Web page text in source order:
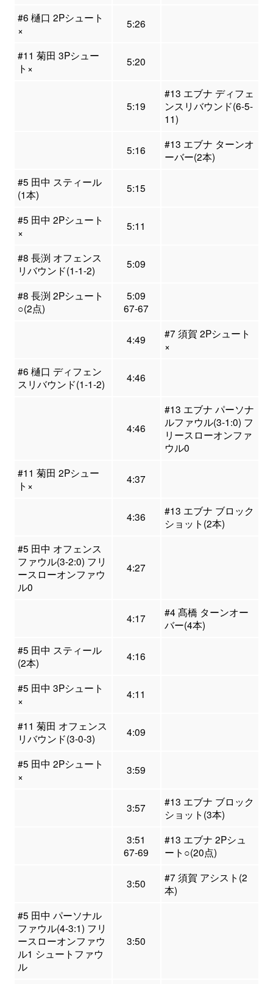
#6 樋口 2Pシュート
×
5:26
#11 菊田 3Pシュー
ト×
5:20
5:19
#13 エブナ ディフェ
ンスリバウンド(6-5-
11)
5:16
#13 エブナ ターンオ
ーバー(2本)
#5 田中 スティール
(1本)
5:15
#5 田中 2Pシュート
×
5:11
#8 長渕 オフェンス
リバウンド(1-1-2)
5:09
#8 長渕 2Pシュート
○(2点)
5:09
67-67
4:49
#7 須賀 2Pシュート
×
#6 樋口 ディフェン
スリバウンド(1-1-2)
4:46
4:46
#13 エブナ パーソナ
ルファウル(3-1:0) フ
リースローオンファ
ウル0
#11 菊田 2Pシュー
ト×
4:37
4:36
#13 エブナ ブロック
ショット(2本)
#5 田中 オフェンス
ファウル(3-2:0) フリ
ースローオンファウ
ル0
4:27
4:17
#4 髙橋 ターンオー
バー(4本)
#5 田中 スティール
(2本)
4:16
#5 田中 3Pシュート
×
4:11
#11 菊田 オフェンス
リバウンド(3-0-3)
4:09
#5 田中 2Pシュート
×
3:59
3:57
#13 エブナ ブロック
ショット(3本)
3:51
67-69
#13 エブナ 2Pシュ
ート○(20点)
3:50
#7 須賀 アシスト(2
本)
#5 田中 パーソナル
ファウル(4-3:1) フリ
ースローオンファウ
ル1 シュートファウ
ル
3:50